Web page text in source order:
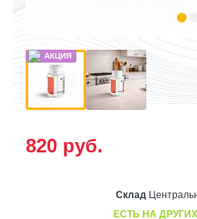
820 руб.
Склад
ЕСТЬ НА